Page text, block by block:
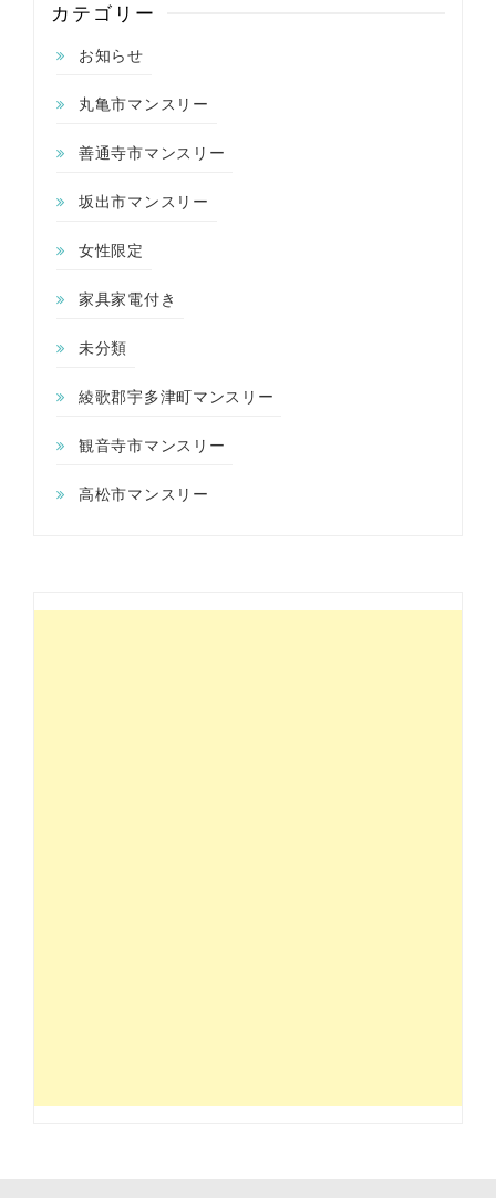
カテゴリー
お知らせ
丸亀市マンスリー
善通寺市マンスリー
坂出市マンスリー
女性限定
家具家電付き
未分類
綾歌郡宇多津町マンスリー
観音寺市マンスリー
高松市マンスリー